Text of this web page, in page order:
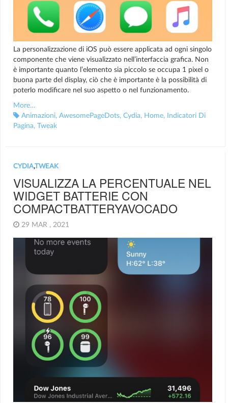
La personalizzazione di iOS può essere applicata ad ogni singolo
componente che viene visualizzato nell’interfaccia grafica. Non
è importante quanto l’elemento sia piccolo se occupa 1 pixel o
buona parte del display, ciò che è importante è la possibilità di
poterlo modificare nel suo aspetto o nel funzionamento.
More…
Animazioni, AwesomePageDots, Cydia, Home,
Indicatori Di
Pagina, Tweak
CYDIA,TWEAK
VISUALIZZA LA PERCENTUALE NEL
WIDGET BATTERIE CON
COMPACTBATTERYAVOCADO
29 MAR , 2021